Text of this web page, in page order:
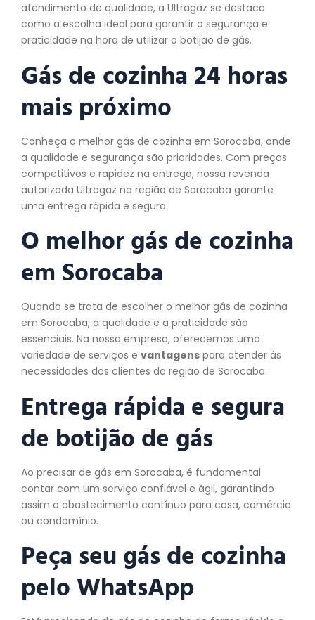
atendimento de qualidade, a Ultragaz se destaca
como a escolha ideal para garantir a segurança e
praticidade na hora de utilizar o botijão de gás.
Gás de cozinha 24 horas
mais próximo
Conheça o melhor gás de cozinha em Sorocaba, onde
a qualidade e segurança são prioridades. Com preços
competitivos e rapidez na entrega, nossa revenda
autorizada Ultragaz na região de Sorocaba garante
uma entrega rápida e segura.
O melhor gás de cozinha
em Sorocaba
Quando se trata de escolher o melhor gás de cozinha
em Sorocaba, a qualidade e a praticidade são
essenciais. Na nossa empresa, oferecemos uma
variedade de serviços e vantagens para atender às
necessidades dos clientes da região de Sorocaba.
Entrega rápida e segura
de botijão de gás
Ao precisar de gás em Sorocaba, é fundamental
contar com um serviço confiável e ágil, garantindo
assim o abastecimento contínuo para casa, comércio
ou condomínio.
Peça seu gás de cozinha
pelo WhatsApp